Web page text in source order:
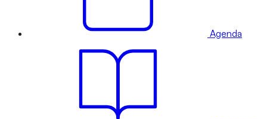
Agenda